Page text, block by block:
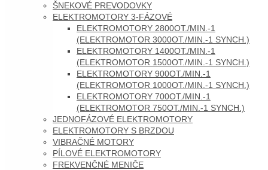
ŠNEKOVÉ PREVODOVKY
ELEKTROMOTORY 3-FÁZOVÉ
ELEKTROMOTORY 2800OT./MIN.-1
(ELEKTROMOTOR 3000OT./MIN.-1 SYNCH.)
ELEKTROMOTORY 1400OT./MIN.-1
(ELEKTROMOTOR 1500OT./MIN.-1 SYNCH.)
ELEKTROMOTORY 900OT./MIN.-1
(ELEKTROMOTOR 1000OT./MIN.-1 SYNCH.)
ELEKTROMOTORY 700OT./MIN.-1
(ELEKTROMOTOR 750OT./MIN.-1 SYNCH.)
JEDNOFÁZOVÉ ELEKTROMOTORY
ELEKTROMOTORY S BRZDOU
VIBRAČNÉ MOTORY
PÍLOVÉ ELEKTROMOTORY
FREKVENČNÉ MENIČE